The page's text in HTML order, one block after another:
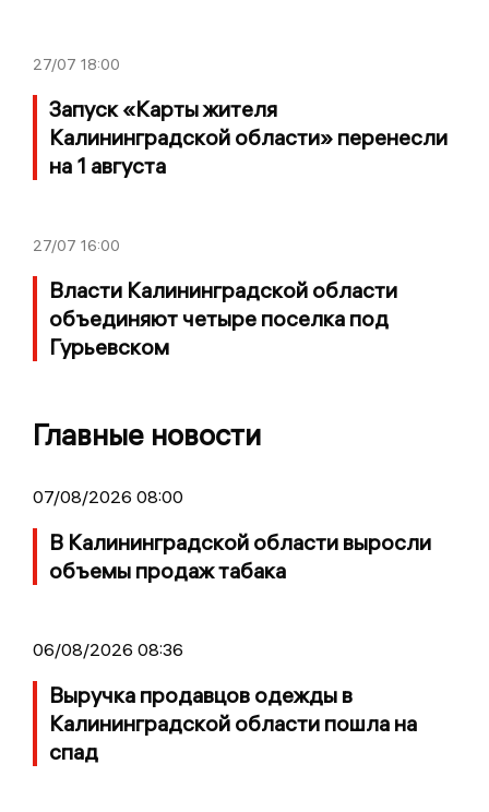
27/07 18:00
Запуск «Карты жителя
Калининградской области» перенесли
на 1 августа
27/07 16:00
Власти Калининградской области
объединяют четыре поселка под
Гурьевском
Главные новости
07/08/2026 08:00
В Калининградской области выросли
объемы продаж табака
06/08/2026 08:36
Выручка продавцов одежды в
Калининградской области пошла на
спад